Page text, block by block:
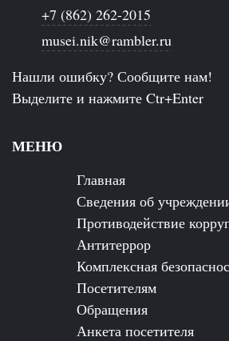
+7 (862) 262-2015
musei.nik@rambler.ru
Нашли ошибку? Сообщите нам!
Выделите и нажмите Ctr+Enter
МЕНЮ
Главная
Сведения об
Противодействие
Антитеррор
Комплексная
Посетителям
Обращения
Анкета посетителя